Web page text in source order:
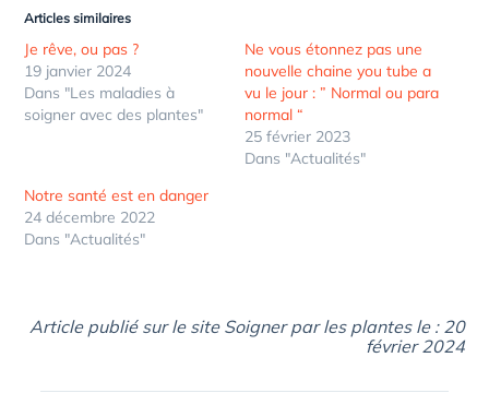
Articles similaires
Je rêve, ou pas ?
19 janvier 2024
Dans "Les maladies à
soigner avec des plantes"
Ne vous étonnez pas une
nouvelle chaine you tube a
vu le jour : ” Normal ou para
normal “
25 février 2023
Dans "Actualités"
Notre santé est en danger
24 décembre 2022
Dans "Actualités"
Article publié sur le site Soigner par les plantes le : 20
février 2024